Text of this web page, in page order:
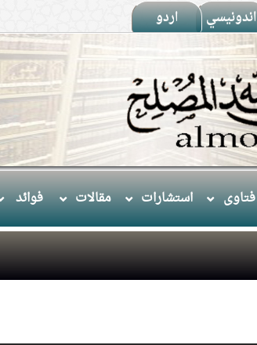
اندونيسي اردو
فتاوى استشارات مقالات فوائد